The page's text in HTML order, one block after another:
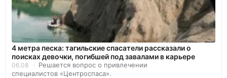
4 метра песка: тагильские спасатели рассказали о
поисках девочки, погибшей под завалами в карьере
06.08
Решается вопрос о привлечении
специалистов «Центроспаса».